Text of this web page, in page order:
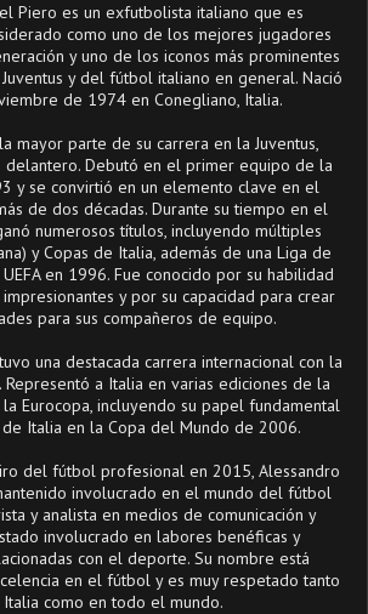
Piero es un exfutbolista italiano que es
como uno de los mejores jugadores
y uno de los iconos más prominentes
y del fútbol italiano en general. Nació
de 1974 en Conegliano, Italia.
mayor parte de su carrera en la Juventus,
delantero. Debutó en el primer equipo de la
y se convirtió en un elemento clave en el
de dos décadas. Durante su tiempo en el
numerosos títulos, incluyendo múltiples
y Copas de Italia, además de una Liga de
en 1996. Fue conocido por su habilidad
y por su capacidad para crear
para sus compañeros de equipo.
una destacada carrera internacional con la
Representó a Italia en varias ediciones de la
Eurocopa, incluyendo su papel fundamental
Italia en la Copa del Mundo de 2006.
del fútbol profesional en 2015, Alessandro
involucrado en el mundo del fútbol
y analista en medios de comunicación y
involucrado en labores benéficas y
con el deporte. Su nombre está
en el fútbol y es muy respetado tanto
como en todo el mundo.